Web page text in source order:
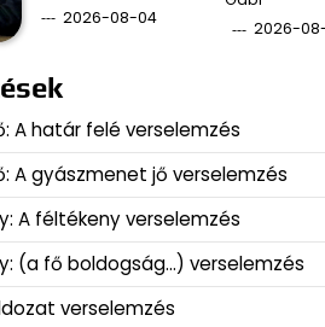
2026-08-04
2026-
A határ felé verselemzés
A gyászmenet jő verselemzés
A féltékeny verselemzés
(a fő boldogság…) verselemzés
verselemzés